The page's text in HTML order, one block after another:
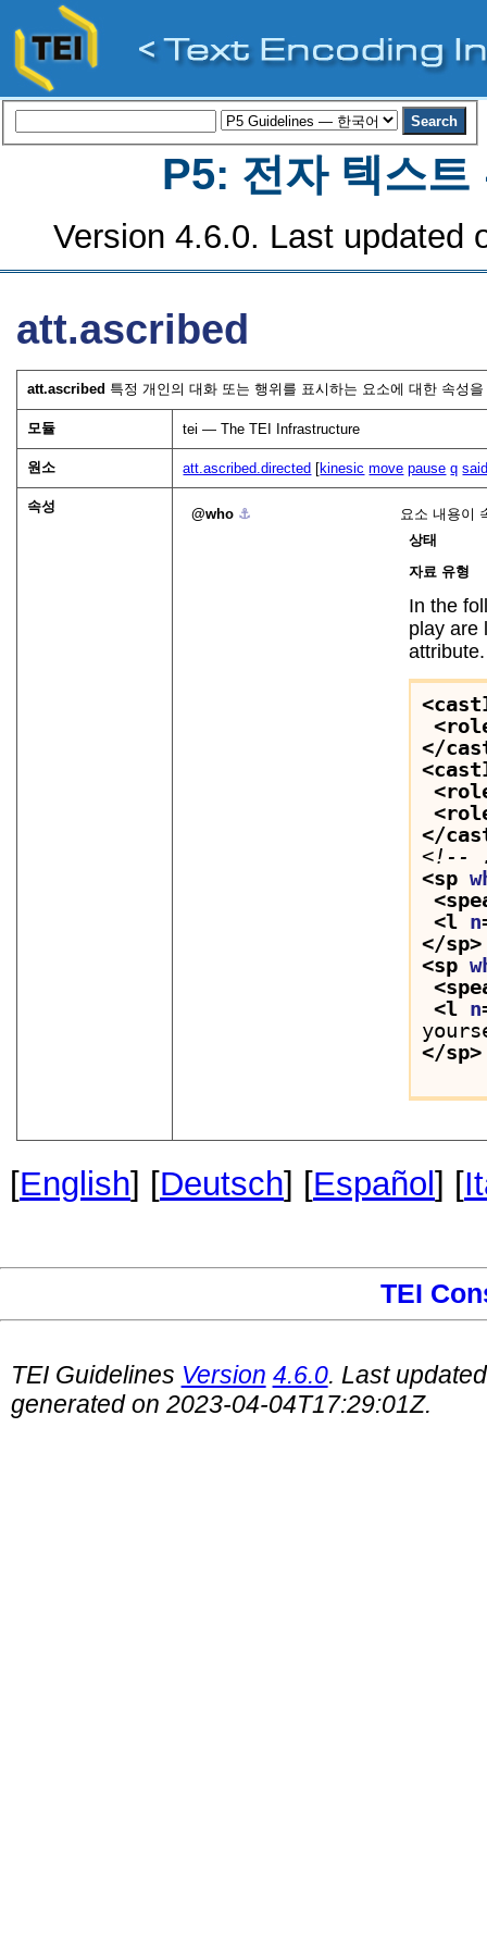
P5: 전자 텍스트
Version 4.6.0. Last updated
att.ascribed
att.ascribed 특정 개인의 대화 또는 행위를 표시하는 요소에 대한 속성
모듈 tei — The TEI Infrastructure
원소 att.ascribed.directed [kinesic move pause q
속성 who ⚓︎
요소 내용이
상태
자료 유형
In the
play are
attribute.
</
</
<!--
<sp
<l n
</sp>
<sp
<l n
</sp>
[English] [Deutsch] [Español ] [
TEI
TEI Guidelines Version 4.6.0. Last
generated on 2023-04-04T17:29:01Z.